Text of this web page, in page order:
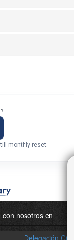
monthly reset.
con nosotros en
Delegación